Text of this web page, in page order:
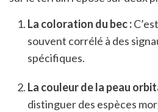
La coloration du bec :
souvent corrélé à des
spécifiques.
La couleur de la peau
distinguer des espèces